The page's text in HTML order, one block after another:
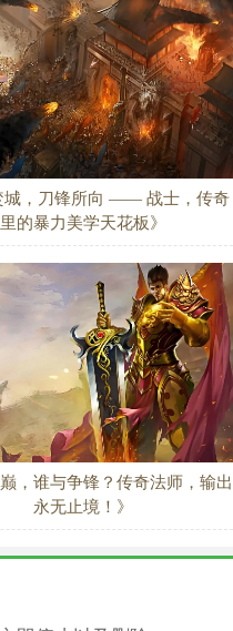
城，刀锋所向 —— 战士，传奇
里的暴力美学天花板》
巅，谁与争锋？传奇法师，输出
永无止境！》